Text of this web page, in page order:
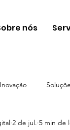
nós
Automação e
2 de jul. 5 min de